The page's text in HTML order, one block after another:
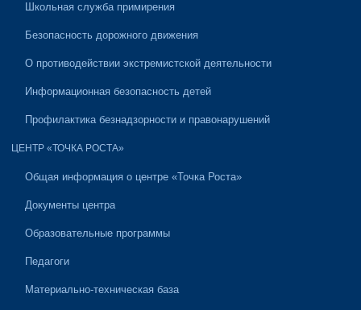
Школьная служба примирения
Безопасность дорожного движения
О противодействии экстремистской деятельности
Информационная безопасность детей
Профилактика безнадзорности и правонарушений
ЦЕНТР «ТОЧКА РОСТА»
Общая информация о центре «Точка Роста»
Документы центра
Образовательные программы
Педагоги
Материально-техническая база